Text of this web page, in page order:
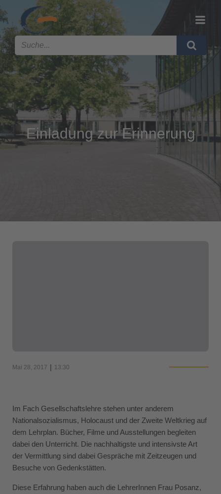
Einladung zur Erinnerung
Mai 28, 2017 | 13:30
Im Fach Gesellschaftslehre stehen unter anderem
Nationalsozialismus, Holocaust und der Zweite Weltkrieg auf
dem Lehrplan. Bücher, Filme und Ausstellungen begleiten
dabei den Unterricht. Die nachhaltigste und intensivste Art
der Vermittlung sind dabei Gespräche mit Zeitzeugen und
Besuche von Gedenkstätten.
Diese Erfahrung haben auch die LehrerInnen Frau Posanz,